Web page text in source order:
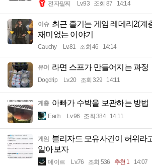
전자팔찌 Lv.93 조회 87 14:14
이슈 최근 즐기는 게임 레데리2(계
재미없는 이야기
Cauchy Lv.81 조회 46 14:14
유머 라면 스프가 만들어지는 과정
Dogdrip Lv.20 조회 329 14:11
계층 아빠가 수박을 보관하는 방법
Earth Lv.96 조회 384 14:11
게임 블리자드 모유사건이 허위라
알아보자
데이르 Lv.76 조회 536 추천 1 14:07